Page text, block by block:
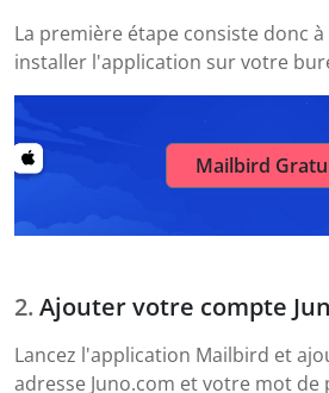
La première étape consiste donc à
installer l'application sur votre
Mailbird
Ajouter votre compte
Lancez l'application Mailbird et
adresse Juno.com et votre mot de